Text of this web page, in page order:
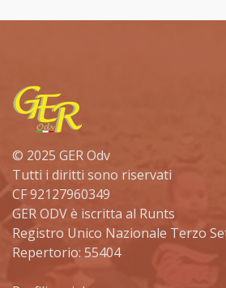
© 2025 GER Odv
Tutti i diritti sono riservati
CF 92127960349
GER ODV è iscritta al Runts
Registro Unico Nazionale Terzo
Repertorio: 55404